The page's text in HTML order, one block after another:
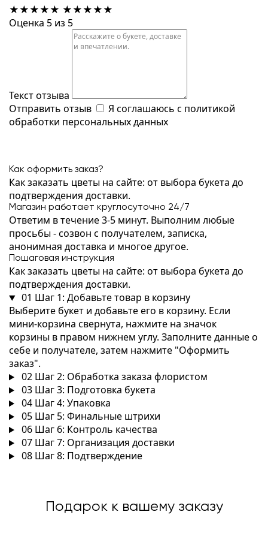
★★★★★ ★★★★★
Оценка 5 из 5
Текст отзыва
Отправить отзыв
Я соглашаюсь с политикой
обработки персональных данных
Как оформить заказ?
Как заказать цветы на сайте: от выбора букета до
подтверждения доставки.
Магазин работает круглосуточно 24/7
Ответим в течение 3-5 минут. Выполним любые
просьбы - созвон с получателем, записка,
анонимная доставка и многое другое.
Пошаговая инструкция
Как заказать цветы на сайте: от выбора букета до
подтверждения доставки.
01 Шаг 1: Добавьте товар в корзину
Выберите букет и добавьте его в корзину. Если
мини-корзина свернута, нажмите на значок
корзины в правом нижнем углу. Заполните данные о
себе и получателе, затем нажмите "Оформить
заказ".
02 Шаг 2: Обработка заказа флористом
03 Шаг 3: Подготовка букета
04 Шаг 4: Упаковка
05 Шаг 5: Финальные штрихи
06 Шаг 6: Контроль качества
07 Шаг 7: Организация доставки
08 Шаг 8: Подтверждение
Подарок к вашему заказу